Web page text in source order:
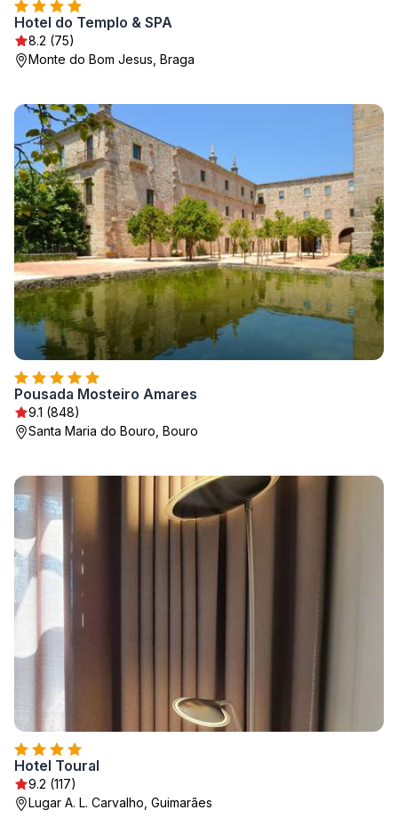
Hotel do Templo & SPA
8.2 (75)
Monte do Bom Jesus, Braga
Pousada Mosteiro Amares
9.1 (848)
Santa Maria do Bouro, Bouro
Hotel Toural
9.2 (117)
Lugar A. L. Carvalho, Guimarães